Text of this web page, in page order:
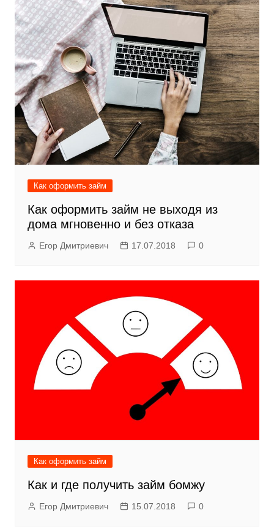
Как оформить займ
Как оформить займ не выходя из
дома мгновенно и без отказа
Егор Дмитриевич 17.07.2018 0
Как оформить займ
Как и где получить займ бомжу
Егор Дмитриевич 15.07.2018 0